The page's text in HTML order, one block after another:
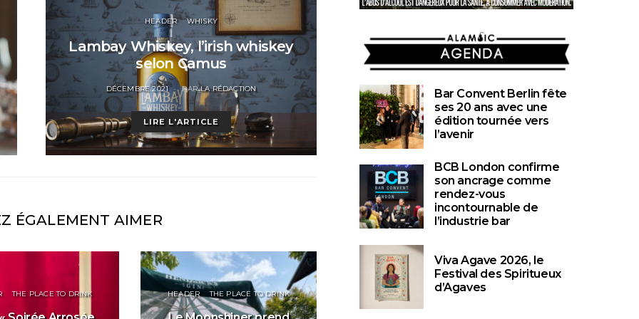
HEADER WHISKY
Lambay Whiskey, l’irish whiskey
selon Camus
POSTED
ON
DÉCEMBRE 2021 PAR LA RÉDACTION
LIRE L'ARTICLE
ÉGALEMENT AIMER
THE PLACE TO DRINK HEADER THE PLACE TO DRINK GASTRONOMIA
HEADER
AGENDA
Bar Convent Berlin fête
ses 20 ans avec une
édition tournée vers
l’avenir
BCB London confirme
son ancrage comme
rendez-vous
incontournable de
l’industrie bar
Viva Agave 2026, le
Festival des Spiritueux
d’Agaves